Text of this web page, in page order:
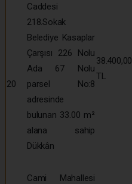
20
Caddesi
218.Sokak
Belediye Kasaplar
Çarşısı 226 Nolu
Ada 67 Nolu
parsel No:8
adresinde
bulunan 33.00 m²
alana sahip
Dükkân
38.400,00
TL
Cami Mahallesi